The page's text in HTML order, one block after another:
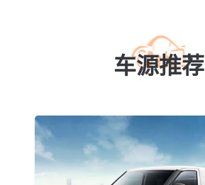
车源推荐